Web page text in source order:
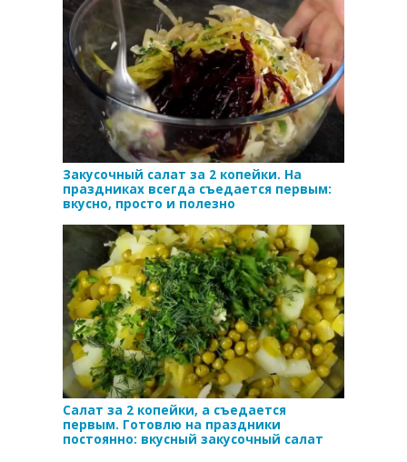
Закусочный салат за 2 копейки. На
праздниках всегда съедается первым:
вкусно, просто и полезно
Салат за 2 копейки, а съедается
первым. Готовлю на праздники
постоянно: вкусный закусочный салат